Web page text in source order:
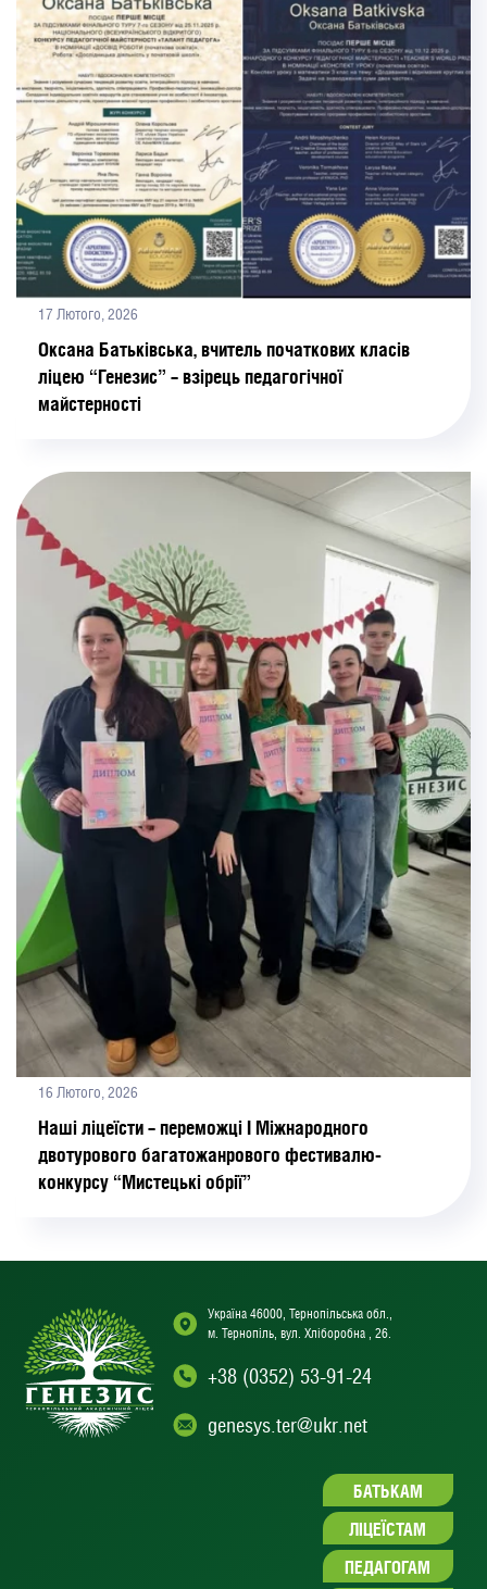
17 Лютого, 2026
Оксана Батьківська, вчитель початкових класів
ліцею “Генезис” – взірець педагогічної
майстерності
16 Лютого, 2026
Наші ліцеїсти – переможці І Міжнародного
двотурового багатожанрового фестивалю-
конкурсу “Мистецькі обрії”
Україна 46000, Тернопільська обл.,
м. Тернопіль, вул. Хліборобна , 26.
+38 (0352) 53-91-24
genesys.ter@ukr.net
БАТЬКАМ
ЛІЦЕЇСТАМ
ПЕДАГОГАМ